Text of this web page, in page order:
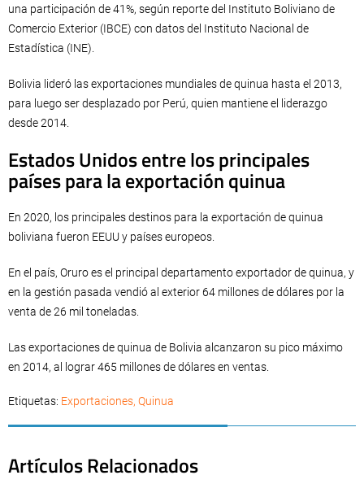
una participación de 41%, según reporte del Instituto Boliviano de
Comercio Exterior (IBCE) con datos del Instituto Nacional de
Estadística (INE).
Bolivia lideró las exportaciones mundiales de quinua hasta el 2013,
para luego ser desplazado por Perú, quien mantiene el liderazgo
desde 2014.
Estados Unidos entre los principales
países para la exportación quinua
En 2020, los principales destinos para la exportación de quinua
boliviana fueron EEUU y países europeos.
En el país, Oruro es el principal departamento exportador de quinua, y
en la gestión pasada vendió al exterior 64 millones de dólares por la
venta de 26 mil toneladas.
Las exportaciones de quinua de Bolivia alcanzaron su pico máximo
en 2014, al lograr 465 millones de dólares en ventas.
Etiquetas: Exportaciones, Quinua
Artículos Relacionados